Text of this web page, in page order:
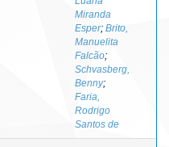
Miranda
Esper; Brito,
Manuelita
Falcão;
Schvasberg,
Benny;
Faria,
Rodrigo
Santos de